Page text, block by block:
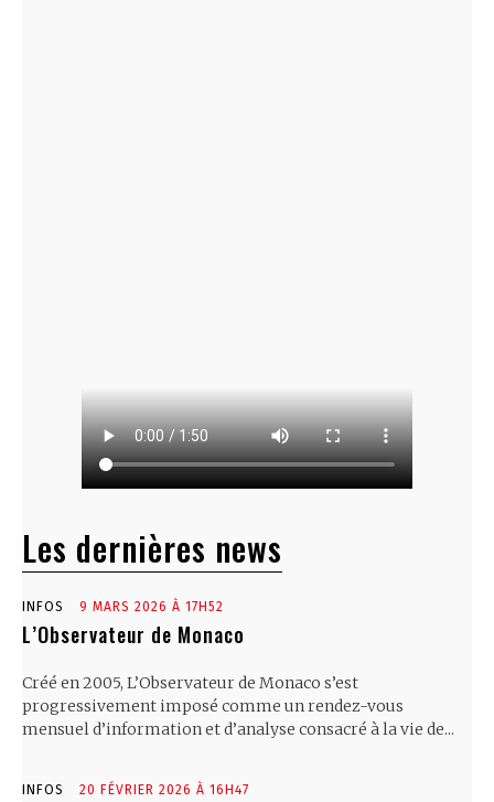
Les dernières news
INFOS 9 MARS 2026 À 17H52
L’Observateur de Monaco
Créé en 2005, L’Observateur de Monaco s’est
progressivement imposé comme un rendez-vous
mensuel d’information et d’analyse consacré à la vie de...
INFOS 20 FÉVRIER 2026 À 16H47